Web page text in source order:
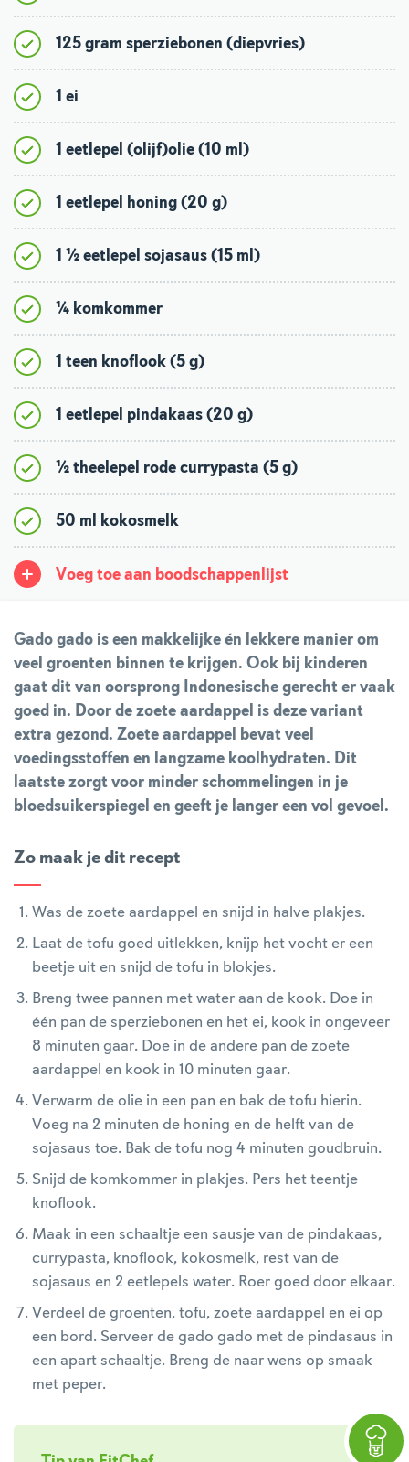
125 gram sperziebonen (diepvries)
1 ei
1 eetlepel (olijf)olie (10 ml)
1 eetlepel honing (20 g)
1 ½ eetlepel sojasaus (15 ml)
¼ komkommer
1 teen knoflook (5 g)
1 eetlepel pindakaas (20 g)
½ theelepel rode currypasta (5 g)
50 ml kokosmelk
Voeg toe aan boodschappenlijst
Gado gado is een makkelijke én lekkere manier om
veel groenten binnen te krijgen. Ook bij kinderen
gaat dit van oorsprong Indonesische gerecht er vaak
goed in. Door de zoete aardappel is deze variant
extra gezond. Zoete aardappel bevat veel
voedingsstoffen en langzame koolhydraten. Dit
laatste zorgt voor minder schommelingen in je
bloedsuikerspiegel en geeft je langer een vol gevoel.
Zo maak je dit recept
Was de zoete aardappel en snijd in halve plakjes.
Laat de tofu goed uitlekken, knijp het vocht er een
beetje uit en snijd de tofu in blokjes.
Breng twee pannen met water aan de kook. Doe in
één pan de sperziebonen en het ei, kook in ongeveer
8 minuten gaar. Doe in de andere pan de zoete
aardappel en kook in 10 minuten gaar.
Verwarm de olie in een pan en bak de tofu hierin.
Voeg na 2 minuten de honing en de helft van de
sojasaus toe. Bak de tofu nog 4 minuten goudbruin.
Snijd de komkommer in plakjes. Pers het teentje
knoflook.
Maak in een schaaltje een sausje van de pindakaas,
currypasta, knoflook, kokosmelk, rest van de
sojasaus en 2 eetlepels water. Roer goed door elkaar.
Verdeel de groenten, tofu, zoete aardappel en ei op
een bord. Serveer de gado gado met de pindasaus in
een apart schaaltje. Breng de naar wens op smaak
met peper.